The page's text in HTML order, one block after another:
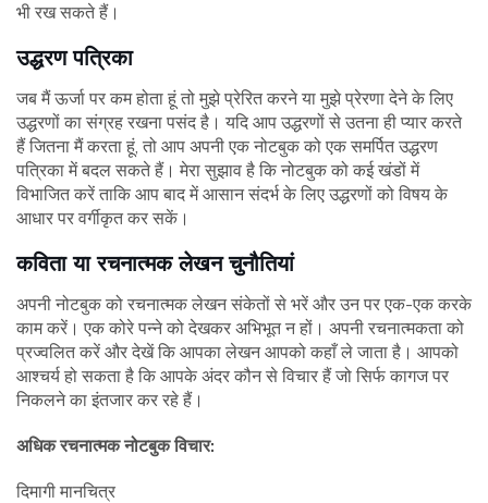
भी रख सकते हैं।
उद्धरण पत्रिका
जब मैं ऊर्जा पर कम होता हूं तो मुझे प्रेरित करने या मुझे प्रेरणा देने के लिए
उद्धरणों का संग्रह रखना पसंद है। यदि आप उद्धरणों से उतना ही प्यार करते
हैं जितना मैं करता हूं, तो आप अपनी एक नोटबुक को एक समर्पित उद्धरण
पत्रिका में बदल सकते हैं। मेरा सुझाव है कि नोटबुक को कई खंडों में
विभाजित करें ताकि आप बाद में आसान संदर्भ के लिए उद्धरणों को विषय के
आधार पर वर्गीकृत कर सकें।
कविता या रचनात्मक लेखन चुनौतियां
अपनी नोटबुक को रचनात्मक लेखन संकेतों से भरें और उन पर एक-एक करके
काम करें। एक कोरे पन्ने को देखकर अभिभूत न हों। अपनी रचनात्मकता को
प्रज्वलित करें और देखें कि आपका लेखन आपको कहाँ ले जाता है। आपको
आश्चर्य हो सकता है कि आपके अंदर कौन से विचार हैं जो सिर्फ कागज पर
निकलने का इंतजार कर रहे हैं।
अधिक रचनात्मक नोटबुक विचार:
दिमागी मानचित्र